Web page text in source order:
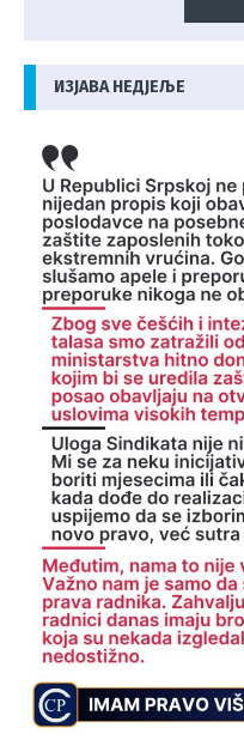
ИЗЈАВА НЕДЈЕЉЕ